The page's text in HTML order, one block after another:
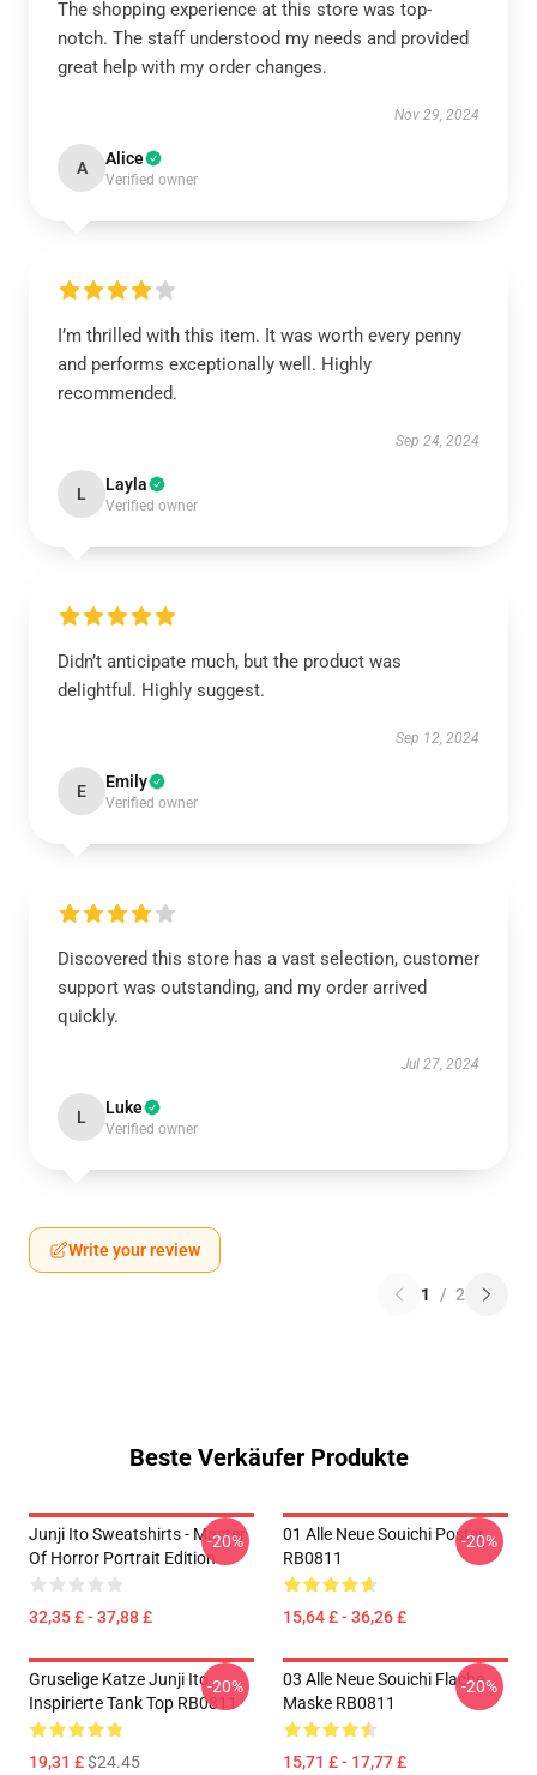
The shopping experience at this store was top-
notch. The staff understood my needs and provided
great help with my order changes.
Nov 29, 2024
A Alice
Verified owner
I’m thrilled with this item. It was worth every penny
and performs exceptionally well. Highly
recommended.
Sep 24, 2024
L Layla
Verified owner
Didn’t anticipate much, but the product was
delightful. Highly suggest.
Sep 12, 2024
E Emily
Verified owner
Discovered this store has a vast selection, customer
support was outstanding, and my order arrived
quickly.
Jul 27, 2024
L Luke
Verified owner
Write your review
1 / 2
Beste Verkäufer Produkte
Junji Ito Sweatshirts - Master
Of Horror Portrait Edition
32,35 £ - 37,88 £
-20%
01 Alle Neue Souichi Poster
RB0811
15,64 £ - 36,26 £
-20%
Gruselige Katze Junji Ito
Inspirierte Tank Top RB0811
19,31 £$24.45
-20%
03 Alle Neue Souichi Flache
Maske RB0811
15,71 £ - 17,77 £
-20%